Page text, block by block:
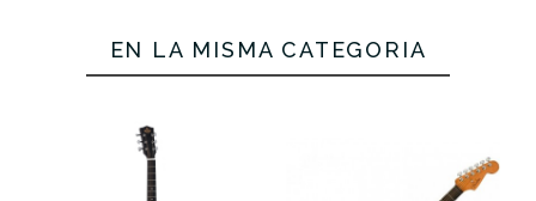
EN LA MISMA CATEGORÍA